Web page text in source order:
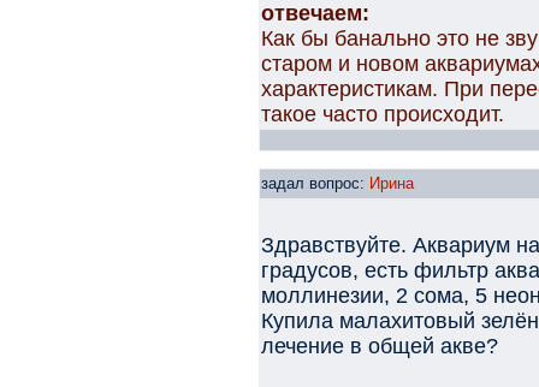
отвечаем:
Как бы банально это не
старом и новом
характеристикам. При
такое часто происходит.
задал вопрос: Ирина
Здравствуйте. Аквариум
градусов, есть фильтр
моллинезии, 2 сома, 5
Купила малахитовый
лечение в общей акве?